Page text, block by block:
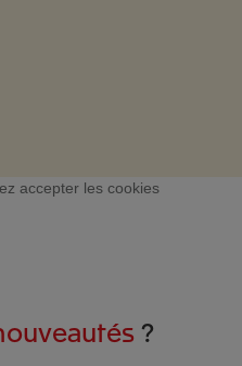
accepter les cookies
?